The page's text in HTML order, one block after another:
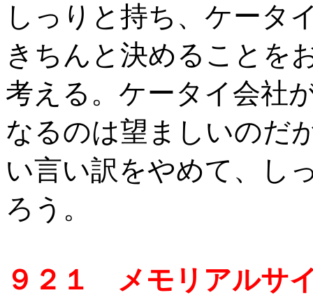
しっりと持ち、ケータ
きちんと決めることを
考える。ケータイ会社
なるのは望ましいのだ
い言い訳をやめて、し
ろう。
９２１ メモリアルサ